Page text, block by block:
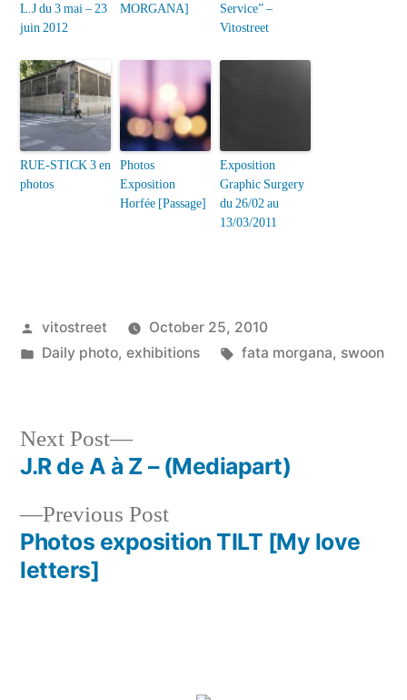
L.J du 3 mai – 23
juin 2012
MORGANA]
Service” –
Vitostreet
RUE-STICK 3 en
photos
Photos
Exposition
Horfée [Passage]
Exposition
Graphic Surgery
du 26/02 au
13/03/2011
Posted
by
vitostreet
October 25, 2010
Posted
Daily photo, exhibitions Tags:
fata morgana, swoon
Post
navigation
Previous PostPrevious
post:
Photos exposition TILT [My love
letters]
Next Post
Next
post:
J.R de A à Z – (Mediapart)